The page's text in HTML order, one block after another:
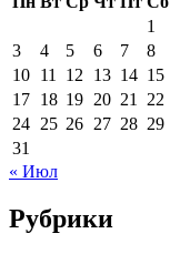
1
3
4 5 6 7 8
10 11 12 13 14 15
17 18 19 20 21 22
24 25 26 27 28 29
31
« Июл
Рубрики